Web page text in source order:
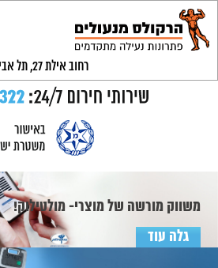
רחוב אילת 27, תל אביב
משווק מורשה של מוצרי- מולטילוק!
גלה עוד